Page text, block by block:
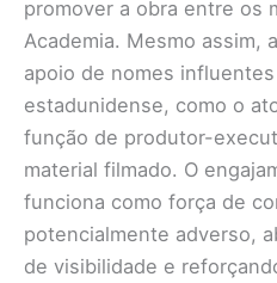
promover a obra entre os
Academia. Mesmo assim,
apoio de nomes
estadunidense, como o
função de produtor-
material filmado. O
funciona como força de
potencialmente adverso,
de visibilidade e